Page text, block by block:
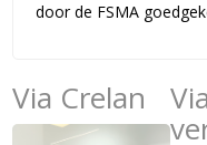
door de FSMA
Via Crelan Via